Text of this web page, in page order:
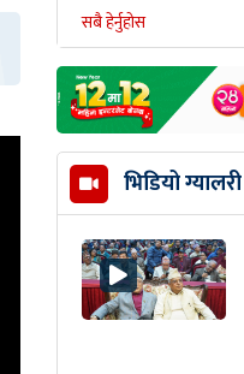
सबै हेर्नुहोस
भिडियो ग्यालरी